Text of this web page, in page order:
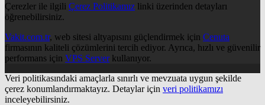
Çerezler ile ilgili Çerez Politikamız linki üzerinden detayları
öğrenebilirsiniz.
Vakit.com.tr, web sitesi altyapısını güçlendirmek için Cenuta
firmasının kaliteli çözümlerini tercih ediyor. Ayrıca, hızlı ve güvenilir
performans için VPS Serverkullanıyor.
Veri politikasındaki amaçlarla sınırlı ve mevzuata uygun şekilde
çerez konumlandırmaktayız. Detaylar için veri politikamızı
inceleyebilirsiniz.